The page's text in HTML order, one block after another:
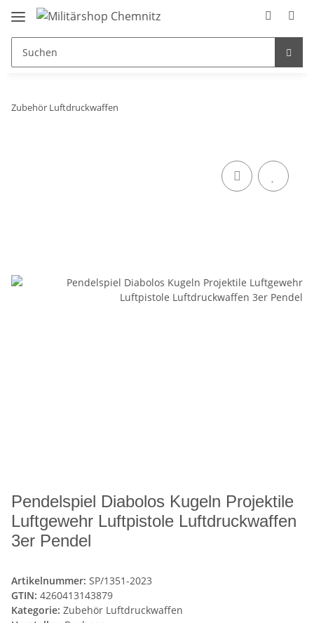
Zubehör Luftdruckwaffen
Pendelspiel Diabolos Kugeln Projektile
Luftgewehr Luftpistole Luftdruckwaffen
3er Pendel
Artikelnummer: SP/1351-2023
GTIN: 4260413143879
Kategorie: Zubehör Luftdruckwaffen